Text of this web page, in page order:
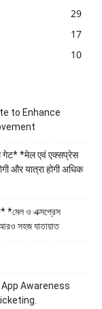
29
17
10
to Enhance
गेट* *मेल एवं एक्सप्रेस
और यात्रा होगी अधिक
*মেল ও এক্সপ্রেস
সহজ যাতায়াত
App Awareness